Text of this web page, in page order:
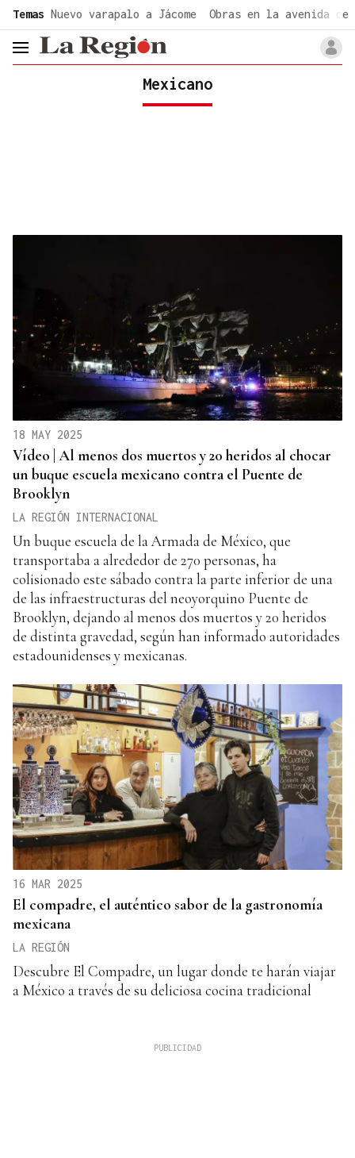
Temas Nuevo varapalo a Jácome Obras en la avenida de
header.menu.open
Mexicano
18 MAY 2025
Vídeo | Al menos dos muertos y 20 heridos al chocar
un buque escuela mexicano contra el Puente de
Brooklyn
LA REGIÓN INTERNACIONAL
Un buque escuela de la Armada de México, que
transportaba a alrededor de 270 personas, ha
colisionado este sábado contra la parte inferior de una
de las infraestructuras del neoyorquino Puente de
Brooklyn, dejando al menos dos muertos y 20 heridos
de distinta gravedad, según han informado autoridades
estadounidenses y mexicanas.
16 MAR 2025
El compadre, el auténtico sabor de la gastronomía
mexicana
LA REGIÓN
Descubre El Compadre, un lugar donde te harán viajar
a México a través de su deliciosa cocina tradicional